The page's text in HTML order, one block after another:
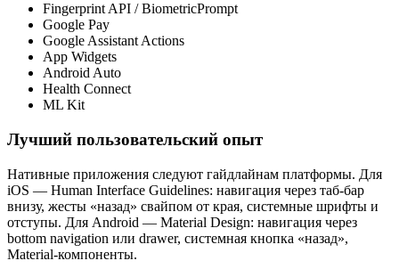
Fingerprint API / BiometricPrompt
Google Pay
Google Assistant Actions
App Widgets
Android Auto
Health Connect
ML Kit
Лучший пользовательский опыт
Нативные приложения следуют гайдлайнам платформы. Для
iOS — Human Interface Guidelines: навигация через таб-бар
внизу, жесты «назад» свайпом от края, системные шрифты и
отступы. Для Android — Material Design: навигация через
bottom navigation или drawer, системная кнопка «назад»,
Material-компоненты.